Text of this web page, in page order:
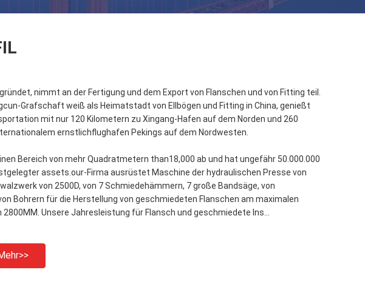
nimmt an der Fertigung und dem Export von Flanschen und von Fitting teil.
Grafschaft weiß als Heimatstadt von Ellbögen und Fitting in China, genießt
mit nur 120 Kilometern zu Xingang-Hafen auf dem Norden und 260
ernstlichflughafen Pekings auf dem Nordwesten.
Bereich von mehr Quadratmetern than18,000 ab und hat ungefähr 50.000.000
assets.our-Firma ausrüstet Maschine der hydraulischen Presse von
von 2500D, von 7 Schmiedehämmern, 7 große Bandsäge, von
Bohrern für die Herstellung von geschmiedeten Flanschen am maximalen
2800MM. Unsere Jahresleistung für Flansch und geschmiedete Ins...